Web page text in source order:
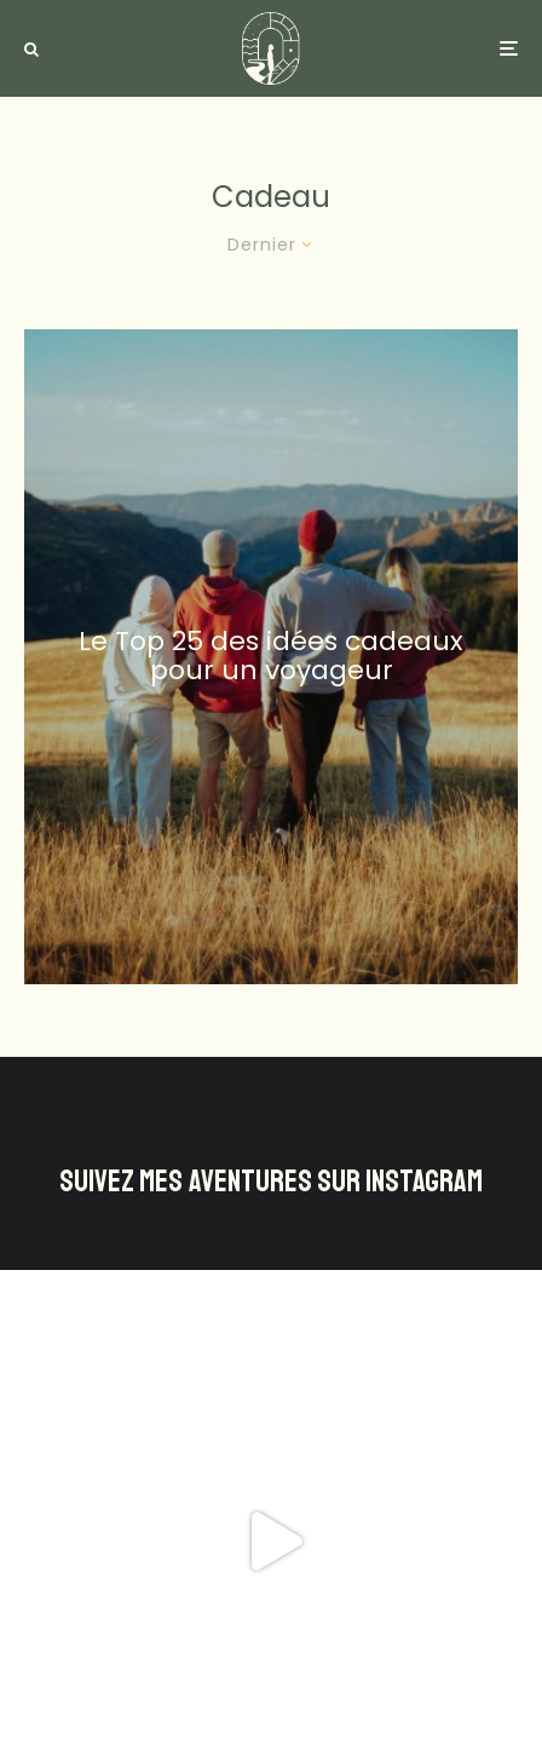
Cadeau
Dernier
Le Top 25 des idées cadeaux
pour un voyageur
SUIVEZ MES AVENTURES SUR INSTAGRAM